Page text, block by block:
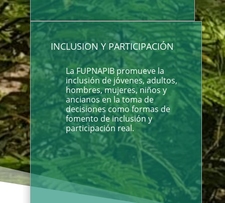
INCLUSION Y PARTICIPACIÓN
La FUPNAPIB promueve la
inclusión de jóvenes, adultos,
hombres, mujeres, niños y
ancianos en la toma de
decisiones como formas de
fomento de inclusión y
participación real.